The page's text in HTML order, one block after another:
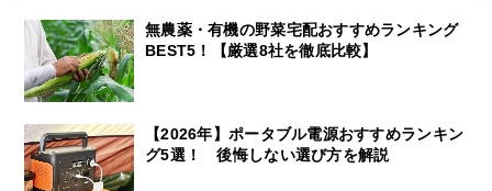
無農薬・有機の野菜宅配おすすめランキング
BEST5！【厳選8社を徹底比較】
【2026年】ポータブル電源おすすめランキン
グ5選！ 後悔しない選び方を解説